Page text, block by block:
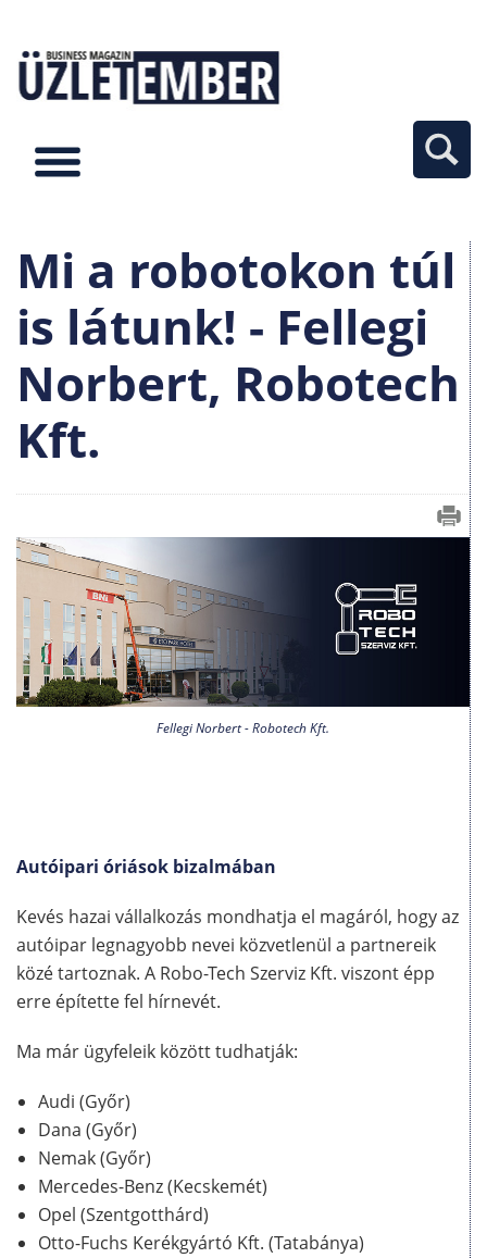
Mi a robotokon túl
is látunk! - Fellegi
Norbert, Robotech
Kft.
Fellegi Norbert - Robotech Kft.
Autóipari óriások bizalmában
Kevés hazai vállalkozás mondhatja el magáról, hogy az
autóipar legnagyobb nevei közvetlenül a partnereik
közé tartoznak. A Robo-Tech Szerviz Kft. viszont épp
erre építette fel hírnevét.
Ma már ügyfeleik között tudhatják:
Audi (Győr)
Dana (Győr)
Nemak (Győr)
Mercedes-Benz (Kecskemét)
Opel (Szentgotthárd)
Otto-Fuchs Kerékgyártó Kft. (Tatabánya)